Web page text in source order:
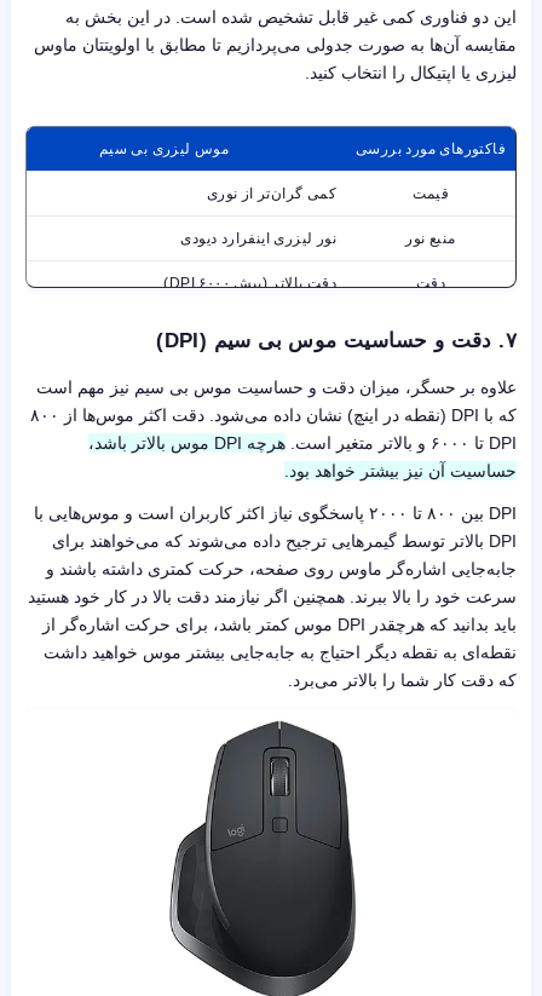
این دو فناوری کمی غیر قابل تشخیص شده است. در این بخش به
مقایسه آن‌ها به صورت جدولی می‌پردازیم تا مطابق با اولویتتان ماوس
لیزری یا اپتیکال را انتخاب کنید.
فاکتورهای مورد بررسی موس لیزری بی سیم
قیمت کمی گران‌تر از نوری
منبع نور نور لیزری اینفرارد دیودی
دقت دقت بالاتر (بیش ۶۰۰۰ DPI)
سطح استفاده
۷. دقت و حساسیت موس بی سیم (DPI)
علاوه بر حسگر، میزان دقت و حساسیت موس بی سیم نیز مهم است
که با DPI (نقطه در اینچ) نشان داده می‌شود. دقت اکثر موس‌ها از ۸۰۰
DPI تا ۶۰۰۰ و بالاتر متغیر است.
هرچه DPI موس بالاتر باشد،
حساسیت آن نیز بیشتر خواهد بود.
DPI بین ۸۰۰ تا ۲۰۰۰ پاسخگوی نیاز اکثر کاربران است و موس‌هایی با
DPI بالاتر توسط گیمرهایی ترجیح داده می‌شوند که می‌خواهند برای
جابه‌جایی اشاره‌گر ماوس روی صفحه، حرکت کمتری داشته باشند و
سرعت خود را بالا ببرند. همچنین اگر نیازمند دقت بالا در کار خود هستید
باید بدانید که هرچقدر DPI موس کمتر باشد، برای حرکت اشاره‌گر از
نقطه‌ای به نقطه دیگر احتیاج به جابه‌جایی بیشتر موس خواهید داشت
که دقت کار شما را بالاتر می‌برد.